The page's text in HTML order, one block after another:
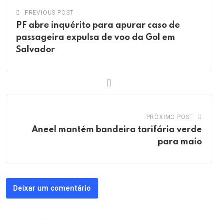
PREVIOUS POST
PF abre inquérito para apurar caso de
passageira expulsa de voo da Gol em
Salvador
PRÓXIMO POST
Aneel mantém bandeira tarifária verde
para maio
Deixar um comentário